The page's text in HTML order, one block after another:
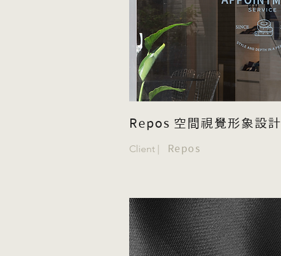
Repos 空間視覺形象設計
Client | Repos